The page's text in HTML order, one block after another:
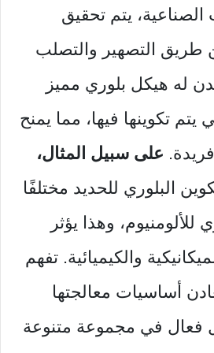
الصناعية، يتم تحقيق
طريق التصهير والتصلب
له هيكل بلوري مميز
يتم تكوينها فيها، مما يمنح
على سبيل المثال،
البلوري للحديد مختلفًا
للألومنيوم، وهذا يؤثر
والكيميائية. تفهم
أساسيات معالجتها
فعال في مجموعة متنوعة